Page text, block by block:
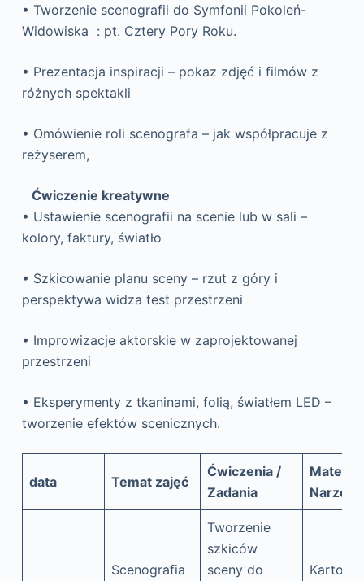
• Tworzenie scenografii do Symfonii Pokoleń-
Widowiska : pt. Cztery Pory Roku.
• Prezentacja inspiracji – pokaz zdjęć i filmów z
różnych spektakli
• Omówienie roli scenografa – jak współpracuje z
reżyserem,
Ćwiczenie kreatywne
• Ustawienie scenografii na scenie lub w sali –
kolory, faktury, światło
• Szkicowanie planu sceny – rzut z góry i
perspektywa widza test przestrzeni
• Improwizacje aktorskie w zaprojektowanej
przestrzeni
• Eksperymenty z tkaninami, folią, światłem LED –
tworzenie efektów scenicznych.
data Temat zajęć
Ćwiczenia /
Zadania
Scenografia
Tworzenie
szkiców
sceny do
Karton,